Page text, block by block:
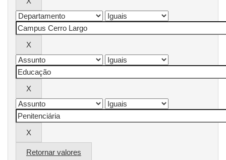
Retornar valores